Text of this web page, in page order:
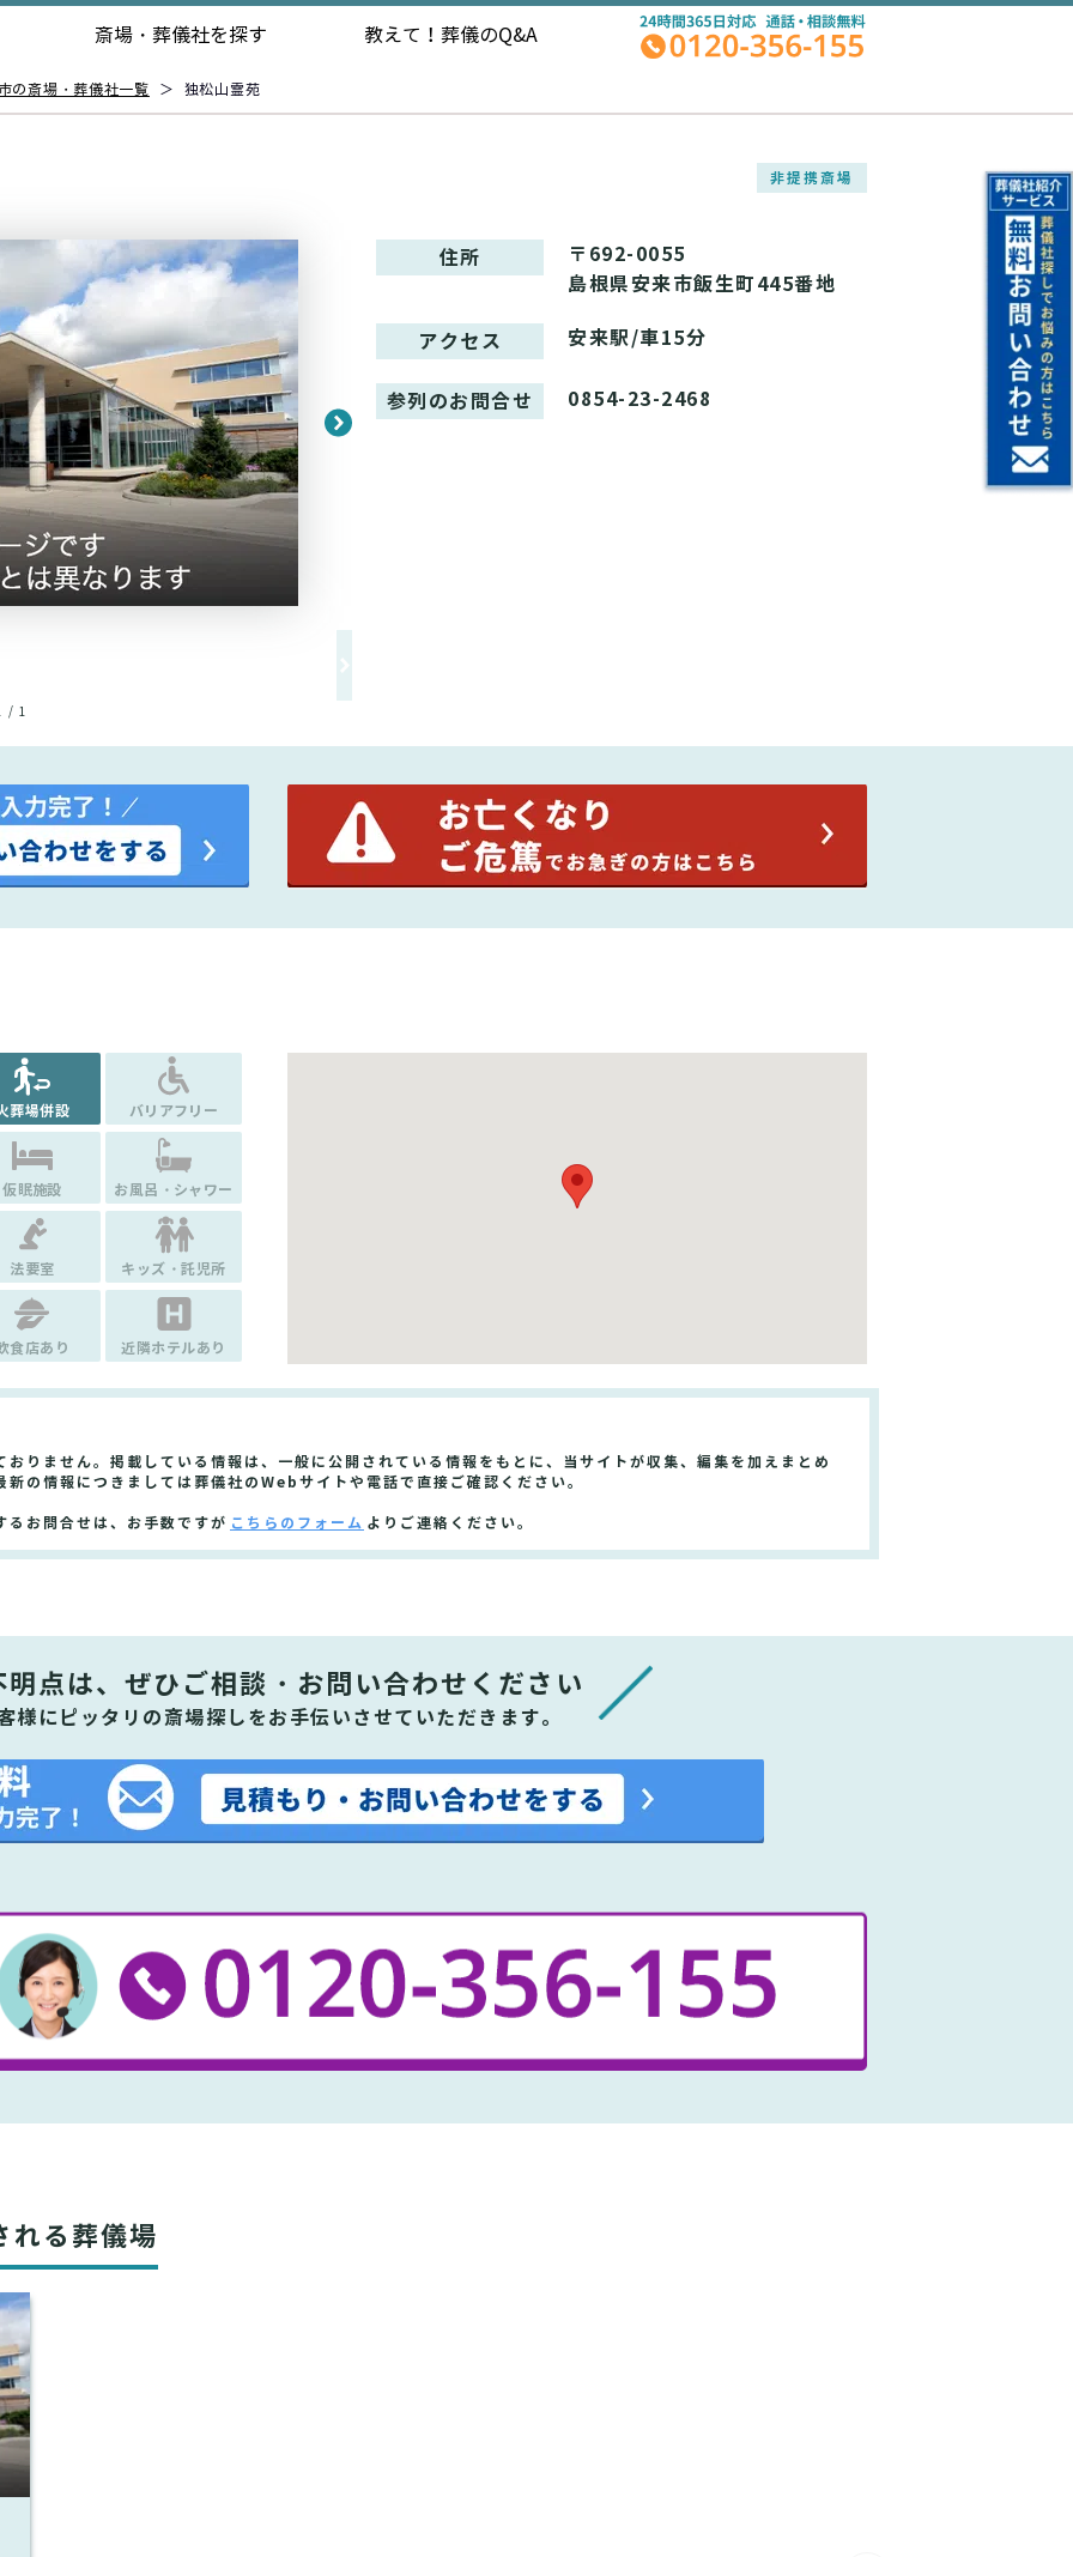
斎場・葬儀社を探す 教えて！ 葬儀のQ&A
の斎場・葬儀社一覧 ＞ 独松山霊苑
非提携斎場
/ 1
住所
〒692-0055
島根県安来市飯生町445番地
アクセス 安来駅/車15分
参列のお問合せ 0854-23-2468
葬場併設 バリアフリー
仮眠施設 お風呂・シャワー
法要室 キッズ・託児所
食店あり 近隣ホテルあり
りません。掲載している情報は、一般に公開されている情報をもとに、当サイトが収集、編集を加えまとめ
の情報につきましては葬儀社のWebサイトや電話で直接ご確認ください。
るお問合せは、お手数ですが こちらのフォーム よりご連絡ください。
明点は、ぜひ ご相談・お問い合わせください
様にピッタリの斎場探しをお手伝いさせていただきます。
れる葬儀場